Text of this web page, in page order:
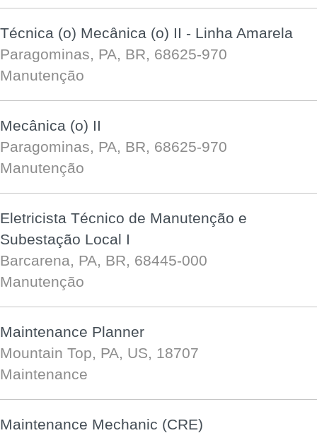
Técnica (o) Mecânica (o) II - Linha Amarela
Paragominas, PA, BR, 68625-970
Manutenção
Mecânica (o) II
Paragominas, PA, BR, 68625-970
Manutenção
Eletricista Técnico de Manutenção e
Subestação Local I
Barcarena, PA, BR, 68445-000
Manutenção
Maintenance Planner
Mountain Top, PA, US, 18707
Maintenance
Maintenance Mechanic (CRE)